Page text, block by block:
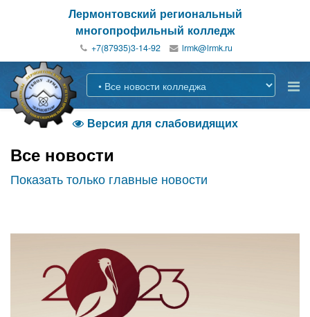
Лермонтовский региональный
многопрофильный колледж
+7(87935)3-14-92
Версия для слабовидящих
Все новости
Показать только главные новости